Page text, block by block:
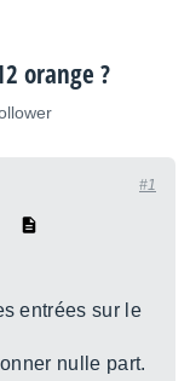
orange ?
#1
entrées sur le
nulle part.